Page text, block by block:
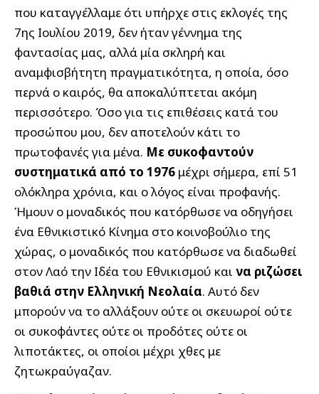
που καταγγέλλαμε ότι υπήρχε στις εκλογές της
7ης Ιουλίου 2019, δεν ήταν γέννημα της
φαντασίας μας, αλλά μία σκληρή και
αναμφισβήτητη πραγματικότητα, η οποία, όσο
περνά ο καιρός, θα αποκαλύπτεται ακόμη
περισσότερο. Όσο για τις επιθέσεις κατά του
προσώπου μου, δεν αποτελούν κάτι το
πρωτοφανές για μένα. Με συκοφαντούν
συστηματικά από το 1976 μέχρι σήμερα, επί 51
ολόκληρα χρόνια, και ο λόγος είναι προφανής.
Ήμουν ο μοναδικός που κατόρθωσε να οδηγήσει
ένα Εθνικιστικό Κίνημα στο κοινοβούλιο της
χώρας, ο μοναδικός που κατόρθωσε να διαδωθεί
στον Λαό την Ιδέα του Εθνικισμού και να ριζώσει
βαθιά στην Ελληνική Νεολαία. Αυτό δεν
μπορούν να το αλλάξουν ούτε οι σκευωροί ούτε
οι συκοφάντες ούτε οι προδότες ούτε οι
λιποτάκτες, οι οποίοι μέχρι χθες με
ζητωκραύγαζαν.